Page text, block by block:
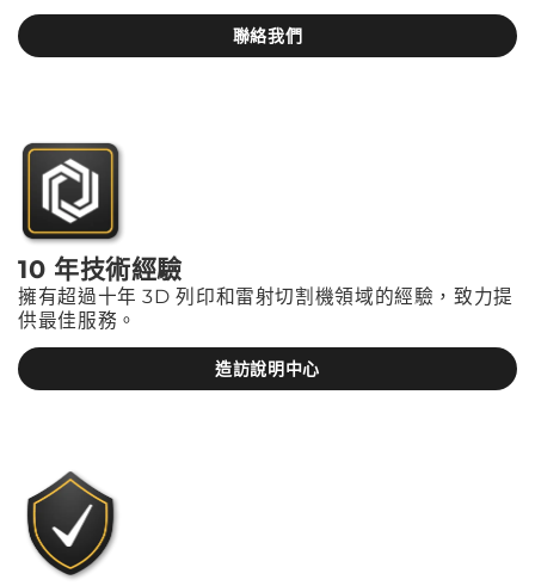
聯絡我們
10 年技術經驗
擁有超過十年 3D 列印和雷射切割機領域的經驗，致力提
供最佳服務。
造訪說明中心